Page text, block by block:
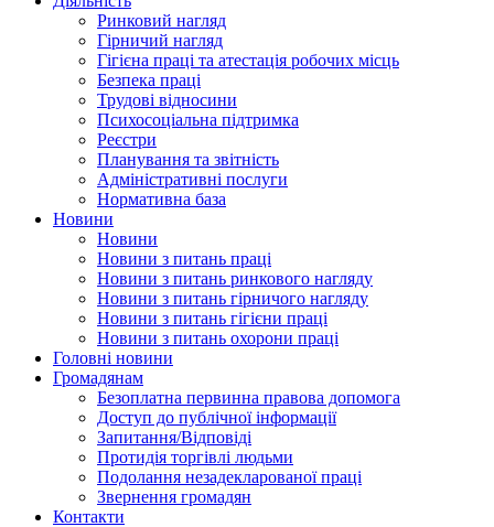
Ринковий нагляд
Гірничий нагляд
Гігієна праці та атестація робочих місць
Безпека праці
Трудові відносини
Психосоціальна підтримка
Реєстри
Планування та звітність
Адміністративні послуги
Нормативна база
Новини
Новини
Новини з питань праці
Новини з питань ринкового нагляду
Новини з питань гірничого нагляду
Новини з питань гігієни праці
Новини з питань охорони праці
Головні новини
Громадянам
Безоплатна первинна правова допомога
Доступ до публічної інформації
Запитання/Відповіді
Протидія торгівлі людьми
Подолання незадекларованої праці
Звернення громадян
Контакти